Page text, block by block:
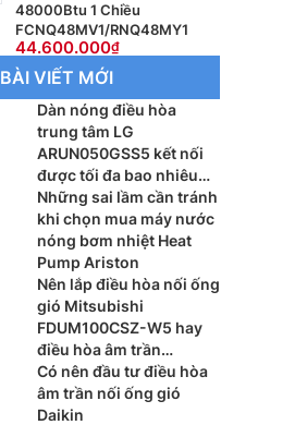
48000Btu 1 Chiều
FCNQ48MV1/RNQ48MY1
44.600.000
BÀI VIẾT MỚI
Dàn nóng điều hòa
trung tâm LG
ARUN050GSS5 kết nối
được tối đa bao nhiêu
dàn lạnh?
Những sai lầm cần tránh
khi chọn mua máy nước
nóng bơm nhiệt Heat
Pump Ariston
Nên lắp điều hòa nối ống
gió Mitsubishi
FDUM100CSZ-W5 hay
điều hòa âm trần
Mitsubishi FDT100CNZ-
W5 cho phòng khách?
Có nên đầu tư điều hòa
âm trần nối ống gió
Daikin